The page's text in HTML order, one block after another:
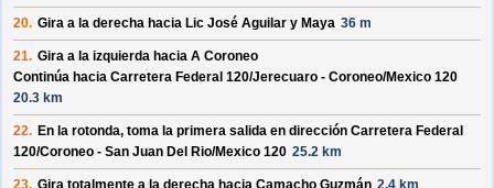
20. Gira a la derecha hacia Lic José Aguilar y Maya 36 m
21. Gira a la izquierda hacia A Coroneo
Continúa hacia Carretera Federal 120/Jerecuaro - Coroneo/Mexico 120
20.3 km
22. En la rotonda, toma la primera salida en dirección Carretera Federal
120/Coroneo - San Juan Del Rio/Mexico 120 25.2 km